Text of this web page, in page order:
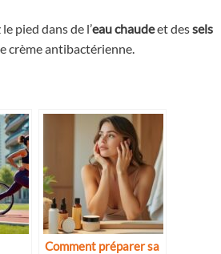
pied dans de l’eau chaudeet dessels
crème antibactérienne.
Comment préparer sa